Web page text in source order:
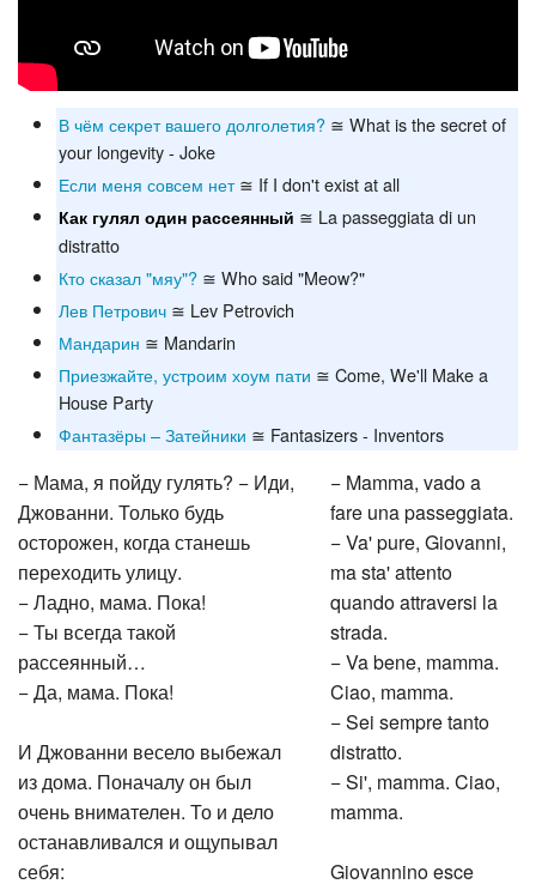
В чём секрет вашего долголетия? ≅ What is the secret of
your longevity - Joke
Если меня совсем нет≅ If I don't exist at all
Как гулял один рассеянный ≅ La passeggiata di un
distratto
Кто сказал "мяу"? ≅ Who said "Meow?"
Лев Петрович ≅ Lev Petrovich
Мандарин ≅ Mandarin
Приезжайте, устроим хоум пати ≅ Come, We'll Make a
House Party
Фантазёры – Затейники ≅ Fantasizers - Inventors
− Мама, я пойду гулять? − Иди,
Джованни. Только будь
осторожен, когда станешь
переходить улицу.
− Ладно, мама. Пока!
− Ты всегда такой
рассеянный…
− Да, мама. Пока!
И Джованни весело выбежал
из дома. Поначалу он был
очень внимателен. То и дело
останавливался и ощупывал
себя:
− Mamma, vado a
fare una passeggiata.
− Va' pure, Giovanni,
ma sta' attento
quando attraversi la
strada.
− Va bene, mamma.
Ciao, mamma.
− Sei sempre tanto
distratto.
− Si', mamma. Ciao,
mamma.
Giovannino esce